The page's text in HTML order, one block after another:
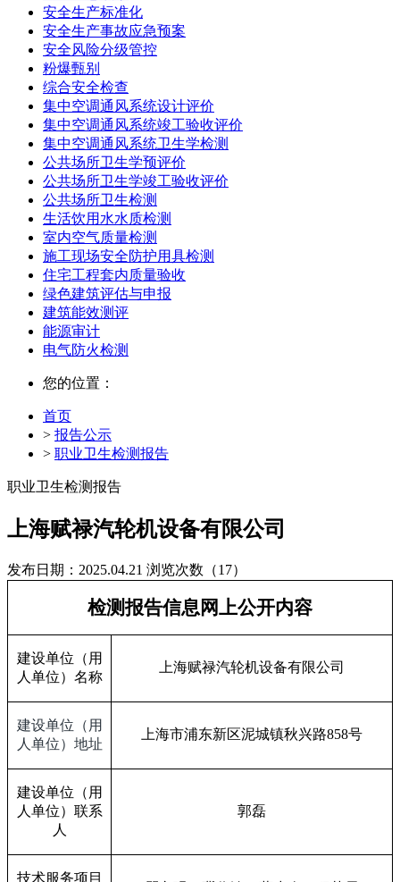
安全生产标准化
安全生产事故应急预案
安全风险分级管控
粉爆甄别
综合安全检查
集中空调通风系统设计评价
集中空调通风系统竣工验收评价
集中空调通风系统卫生学检测
公共场所卫生学预评价
公共场所卫生学竣工验收评价
公共场所卫生检测
生活饮用水水质检测
室内空气质量检测
施工现场安全防护用具检测
住宅工程套内质量验收
绿色建筑评估与申报
建筑能效测评
能源审计
电气防火检测
您的位置：
首页
> 报告公示
> 职业卫生检测报告
职业卫生检测报告
上海赋禄汽轮机设备有限公司
发布日期：2025.04.21 浏览次数（17）
检测报告信息网上公开内容
建设单位（用
人单位）名称
上海赋禄汽轮机设备有限公司
建设单位（用
人单位）地址
上海市浦东新区泥城镇秋兴路858号
建设单位（用
人单位）联系
人
郭磊
技术服务项目